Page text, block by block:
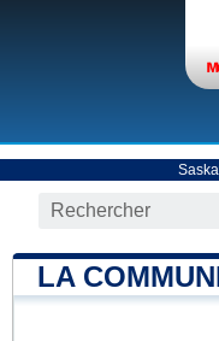
LA